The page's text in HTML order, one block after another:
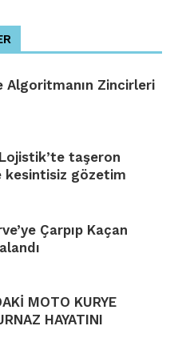
Algoritmanın Zincirleri
taşeron
kesintisiz gözetim
Çarpıp Kaçan
MOTO KURYE
HAYATINI